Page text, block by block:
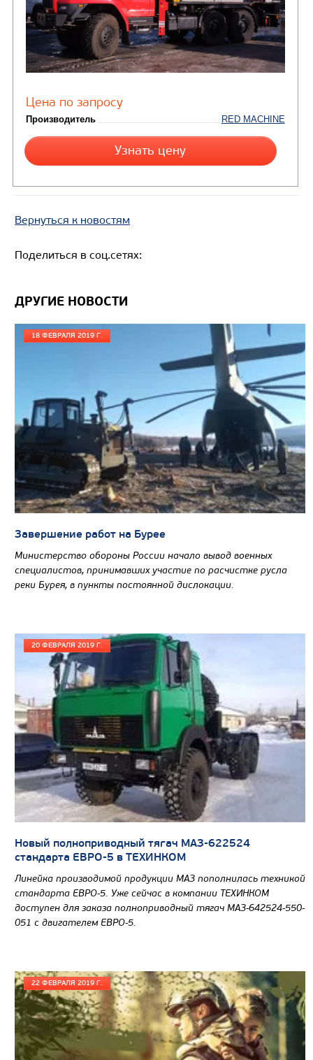
ТЕХНИКА
АВТОГИДРОПОДЪЕМНИК RED MACHINE/35Э
Цена по запросу
Производитель RED
Узнать цену
Вернуться к новостям
Поделиться в соц.сетях:
ДРУГИЕ НОВОСТИ
18 ФЕВРАЛЯ 2019 Г.
Завершение работ на Бурее
Министерство обороны России начало вывод военных
специалистов, принимавших участие по расчистке русла
реки Бурея, в пункты постоянной дислокации.
20 ФЕВРАЛЯ 2019 Г.
Новый полноприводный тягач МАЗ-622524
стандарта ЕВРО-5 в ТЕХИНКОМ
Линейка производимой продукции МАЗ пополнилась техникой
стандарта ЕВРО-5. Уже сейчас в компании ТЕХИНКОМ
доступен для заказа полноприводный тягач МАЗ-642524-550-
051 с двигателем ЕВРО-5.
22 ФЕВРАЛЯ 2019 Г.